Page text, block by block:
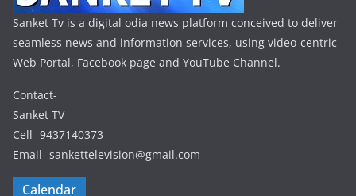
Sanket Tv is a digital odia news platform conceived to deliver
seamless news and information services, using video-centric
Web Portal, Facebook page and YouTube Channel.
Contact-
Sanket TV
Cell- 9437140373
Email- sankettelevision@gmail.com
Calendar